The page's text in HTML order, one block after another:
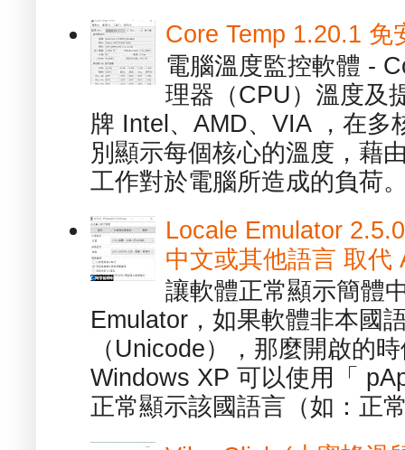
Core Temp 1.20.1 免
電腦溫度監控軟體 -
理器（CPU）溫度及
牌 Intel、AMD、VIA ，在多
別顯示每個核心的溫度，藉
工作對於電腦所造成的負荷
Locale Emulator
中文或其他語言 取代
讓軟體正常顯示簡體
Emulator，如果軟體非本國
（Unicode），那麼開啟的
Windows XP 可以使用「
正常顯示該國語言（如：正